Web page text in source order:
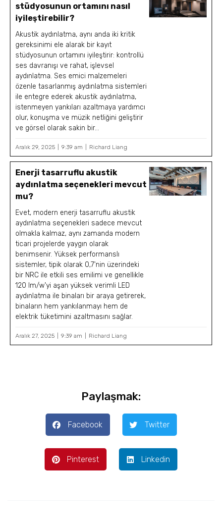
stüdyosunun ortamını nasıl
iyileştirebilir?
Akustik aydınlatma, aynı anda iki kritik
gereksinimi ele alarak bir kayıt
stüdyosunun ortamını iyileştirir: kontrollü
ses davranışı ve rahat, işlevsel
aydınlatma. Ses emici malzemeleri
özenle tasarlanmış aydınlatma sistemleri
ile entegre ederek akustik aydınlatma,
istenmeyen yankıları azaltmaya yardımcı
olur, konuşma ve müzik netliğini geliştirir
ve görsel olarak sakin bir...
Aralık 29, 2025 9:39 am Richard Liang
Enerji tasarruflu akustik
aydınlatma seçenekleri mevcut
mu?
Evet, modern enerji tasarruflu akustik
aydınlatma seçenekleri sadece mevcut
olmakla kalmaz, aynı zamanda modern
ticari projelerde yaygın olarak
benimsenir. Yüksek performanslı
sistemler, tipik olarak 0,7'nin üzerindeki
bir NRC ile etkili ses emilimi ve genellikle
120 lm/w'yi aşan yüksek verimli LED
aydınlatma ile binaları bir araya getirerek,
binaların hem yankılanmayı hem de
elektrik tüketimini azaltmasını sağlar.
Aralık 27, 2025 9:39 am Richard Liang
Paylaşmak:
Facebook Twitter
Pinterest Linkedin